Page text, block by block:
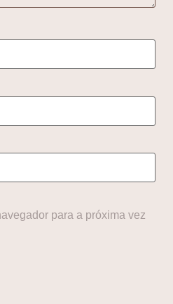
para a próxima vez